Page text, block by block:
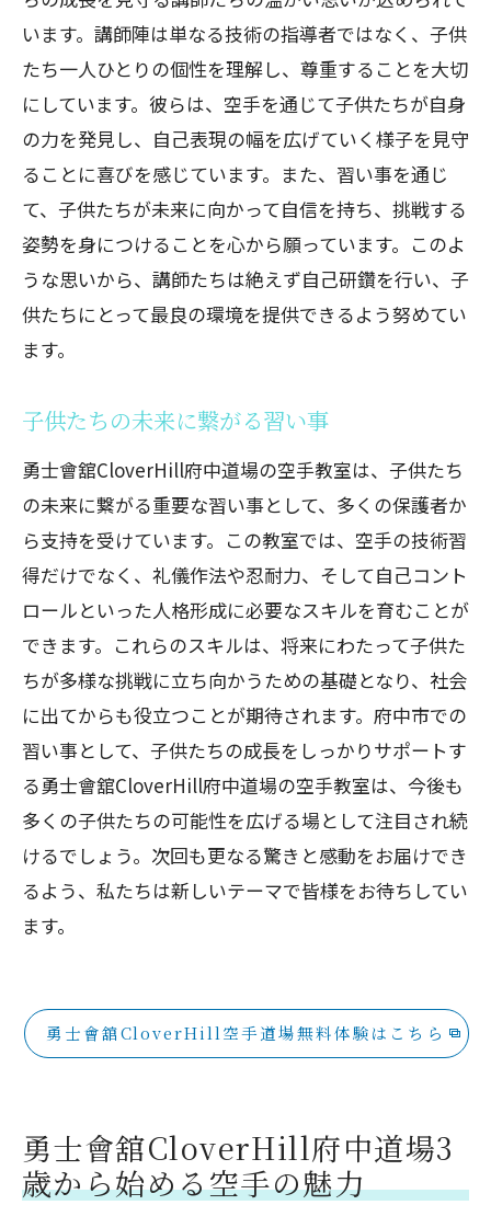
います。講師陣は単なる技術の指導者ではなく、子供
たち一人ひとりの個性を理解し、尊重することを大切
にしています。彼らは、空手を通じて子供たちが自身
の力を発見し、自己表現の幅を広げていく様子を見守
ることに喜びを感じています。また、習い事を通じ
て、子供たちが未来に向かって自信を持ち、挑戦する
姿勢を身につけることを心から願っています。このよ
うな思いから、講師たちは絶えず自己研鑽を行い、子
供たちにとって最良の環境を提供できるよう努めてい
ます。
子供たちの未来に繋がる習い事
勇士會舘CloverHill府中道場の空手教室は、子供たち
の未来に繋がる重要な習い事として、多くの保護者か
ら支持を受けています。この教室では、空手の技術習
得だけでなく、礼儀作法や忍耐力、そして自己コント
ロールといった人格形成に必要なスキルを育むことが
できます。これらのスキルは、将来にわたって子供た
ちが多様な挑戦に立ち向かうための基礎となり、社会
に出てからも役立つことが期待されます。府中市での
習い事として、子供たちの成長をしっかりサポートす
る勇士會舘CloverHill府中道場の空手教室は、今後も
多くの子供たちの可能性を広げる場として注目され続
けるでしょう。次回も更なる驚きと感動をお届けでき
るよう、私たちは新しいテーマで皆様をお待ちしてい
ます。
勇士會舘CloverHill空手道場無料体験はこちら
勇士會舘CloverHill府中道場3
歳から始める空手の魅力